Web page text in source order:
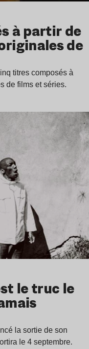
à partir de
de
titres composés à
de films et séries.
le truc le
la sortie de son
le 4 septembre.